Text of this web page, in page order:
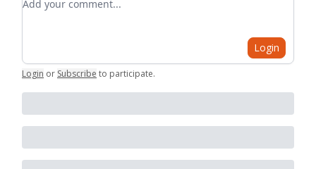
Login
Login or Subscribe to participate.